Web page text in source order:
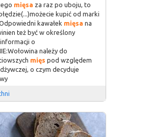
mięsa za raz po uboju, to
kupić od marki
kawałek mięsa na
też być w określony
o
należy do
mięs pod względem
o czym decyduje